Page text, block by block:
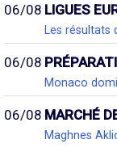
06/08 LIGUES
Les résultats
06/08
Monaco
06/08 MARCHÉ
Maghnes